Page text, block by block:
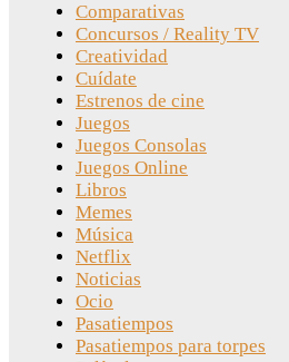
Comparativas
Concursos / Reality TV
Creatividad
Cuídate
Estrenos de cine
Juegos
Juegos Consolas
Juegos Online
Libros
Memes
Música
Netflix
Noticias
Ocio
Pasatiempos
Pasatiempos para torpes